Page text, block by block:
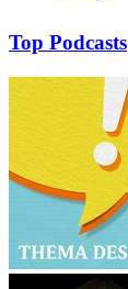
Top Podcasts